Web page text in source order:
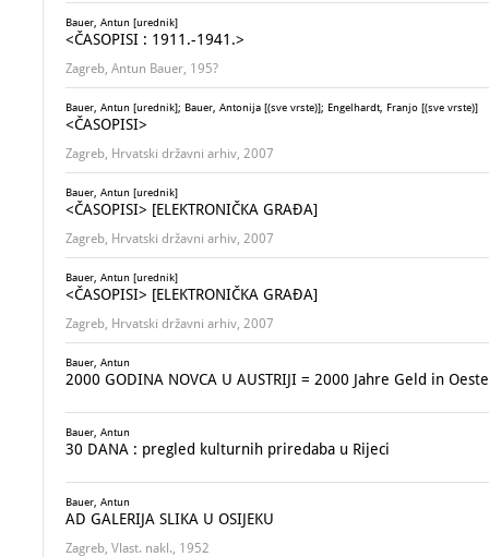
Bauer, Antun [urednik]
<ČASOPISI : 1911.-1941.>
Zagreb, Antun Bauer, 195?
Bauer, Antun [urednik]; Bauer, Antonija [(sve vrste)]; Engelhardt, Franjo [(sve vrste)]
<ČASOPISI>
Zagreb, Hrvatski državni arhiv, 2007
Bauer, Antun [urednik]
<ČASOPISI> [ELEKTRONIČKA GRAĐA]
Zagreb, Hrvatski državni arhiv, 2007
Bauer, Antun [urednik]
<ČASOPISI> [ELEKTRONIČKA GRAĐA]
Zagreb, Hrvatski državni arhiv, 2007
Bauer, Antun
2000 GODINA NOVCA U AUSTRIJI = 2000 Jahre Geld in
Bauer, Antun
30 DANA : pregled kulturnih priredaba u Rijeci
Bauer, Antun
AD GALERIJA SLIKA U OSIJEKU
Zagreb, Vlast. nakl., 1952